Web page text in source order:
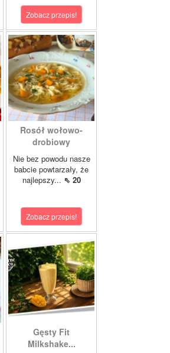
Zobacz przepis!
Rosół wołowo-
drobiowy
Nie bez powodu nasze
babcie powtarzały, że
najlepszy... ⇖ 20
Zobacz przepis!
Gęsty Fit
Milkshake...